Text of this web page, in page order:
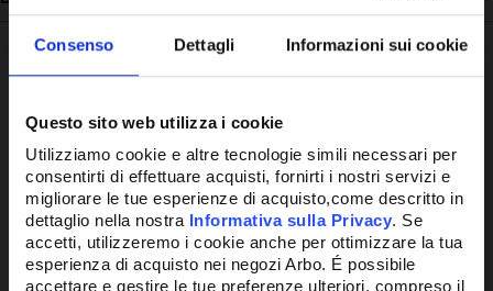
Consenso Dettagli Informazioni sui cookie
Questo sito web utilizza i cookie
Utilizziamo cookie e altre tecnologie simili necessari per
consentirti di effettuare acquisti, fornirti i nostri servizi e
migliorare le tue esperienze di acquisto,come descritto in
dettaglio nella nostra Informativa sulla Privacy. Se
accetti, utilizzeremo i cookie anche per ottimizzare la tua
esperienza di acquisto nei negozi Arbo. É possibile
accettare e gestire le tue preferenze ulteriori, compreso il
Potrebbe anche interessarti